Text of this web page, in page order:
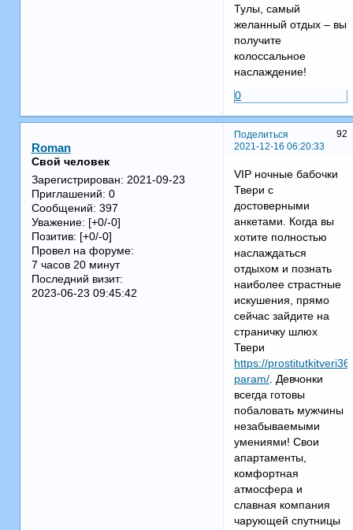
Тулы, самый
желанный отдых – вы
получите
колоссальное
наслаждение!
0
Поделиться
92
2021-12-16 06:20:33
Roman
Свой человек
Зарегистрирован: 2021-09-23
Приглашений: 0
Сообщений: 397
Уважение: [+0/-0]
Позитив: [+0/-0]
Провел на форуме:
7 часов 20 минут
Последний визит:
2023-06-23 09:45:42
VIP ночные бабочки
Твери с
достоверными
анкетами. Когда вы
хотите полностью
наслаждаться
отдыхом и познать
наиболее страстные
искушения, прямо
сейчас зайдите на
страничку шлюх
Твери
https://
param/. Девчонки
всегда готовы
побаловать мужчины
незабываемыми
умениями! Свои
апартаменты,
комфортная
атмосфера и
славная компания
чарующей спутницы